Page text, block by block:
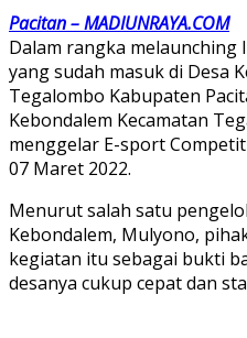
Pacitan – MADIUNRAYA.COM
Dalam rangka melaunching
yang sudah masuk di Desa
Tegalombo Kabupaten
Kebondalem Kecamatan
menggelar E-sport
07 Maret 2022.
Menurut salah satu
Kebondalem, Mulyono,
kegiatan itu sebagai bukti
desanya cukup cepat dan